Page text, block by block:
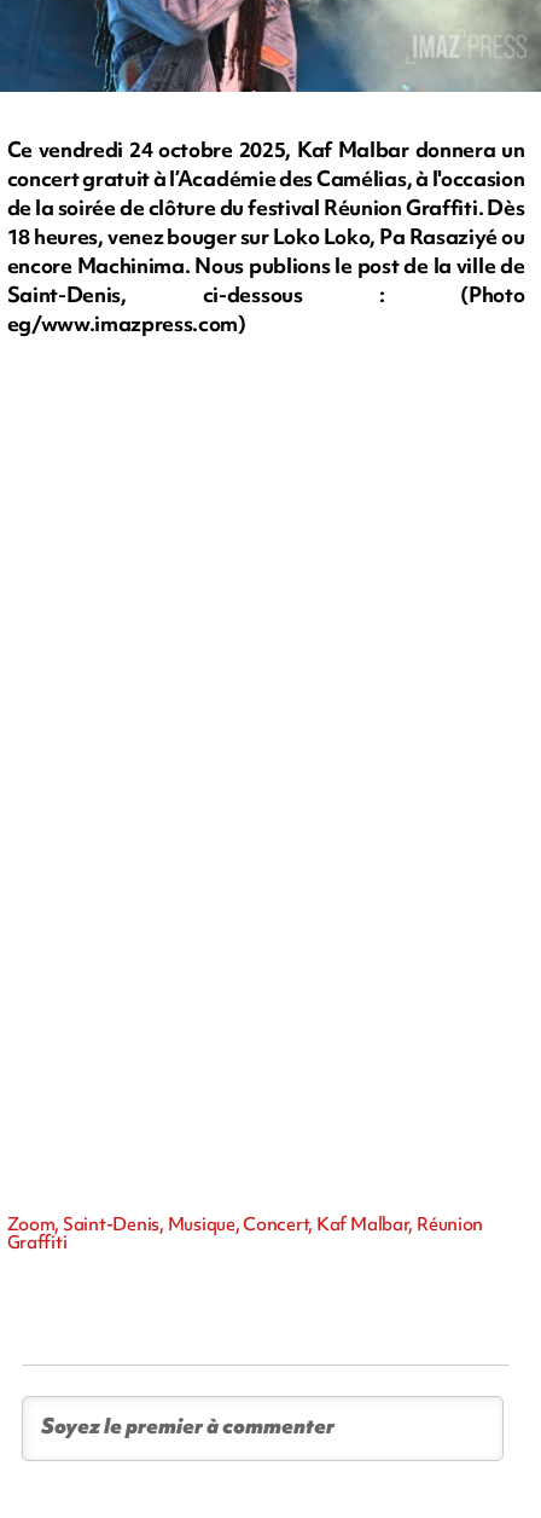
Ce vendredi 24 octobre 2025, Kaf Malbar donnera un
concert gratuit à l’Académie des Camélias, à l'occasion
de la soirée de clôture du festival Réunion Graffiti. Dès
18 heures, venez bouger sur Loko Loko, Pa Rasaziyé ou
encore Machinima. Nous publions le post de la ville de
Saint-Denis, ci-dessous : (Photo
eg/www.imazpress.com)
Zoom, Saint-Denis, Musique, Concert, Kaf Malbar, Réunion
Graffiti